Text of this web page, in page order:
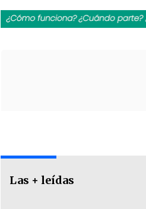
Las + leídas